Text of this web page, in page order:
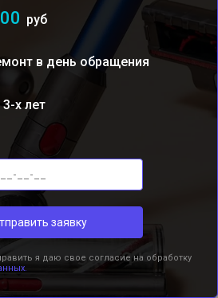
руб
в день обращения
х лет
заявку
я даю свое согласие на обработку